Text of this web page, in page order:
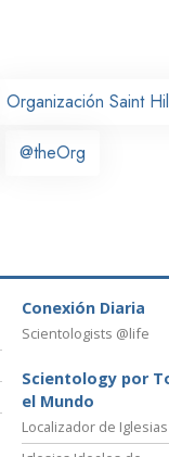
Organización Saint
@theOrg
Conexión Diaria
Scientologists @life
Scientology por
el Mundo
Localizador de Iglesias